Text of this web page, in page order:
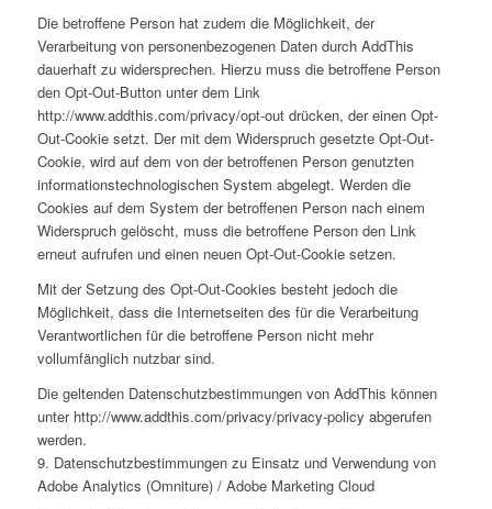
Die betroffene Person hat zudem die Möglichkeit, der
Verarbeitung von personenbezogenen Daten durch AddThis
dauerhaft zu widersprechen. Hierzu muss die betroffene Person
den Opt-Out-Button unter dem Link
http://www.addthis.com/privacy/opt-out drücken, der einen Opt-
Out-Cookie setzt. Der mit dem Widerspruch gesetzte Opt-Out-
Cookie, wird auf dem von der betroffenen Person genutzten
informationstechnologischen System abgelegt. Werden die
Cookies auf dem System der betroffenen Person nach einem
Widerspruch gelöscht, muss die betroffene Person den Link
erneut aufrufen und einen neuen Opt-Out-Cookie setzen.
Mit der Setzung des Opt-Out-Cookies besteht jedoch die
Möglichkeit, dass die Internetseiten des für die Verarbeitung
Verantwortlichen für die betroffene Person nicht mehr
vollumfänglich nutzbar sind.
Die geltenden Datenschutzbestimmungen von AddThis können
unter http://www.addthis.com/privacy/privacy-policy abgerufen
werden.
9. Datenschutzbestimmungen zu Einsatz und Verwendung von
Adobe Analytics (Omniture) / Adobe Marketing Cloud